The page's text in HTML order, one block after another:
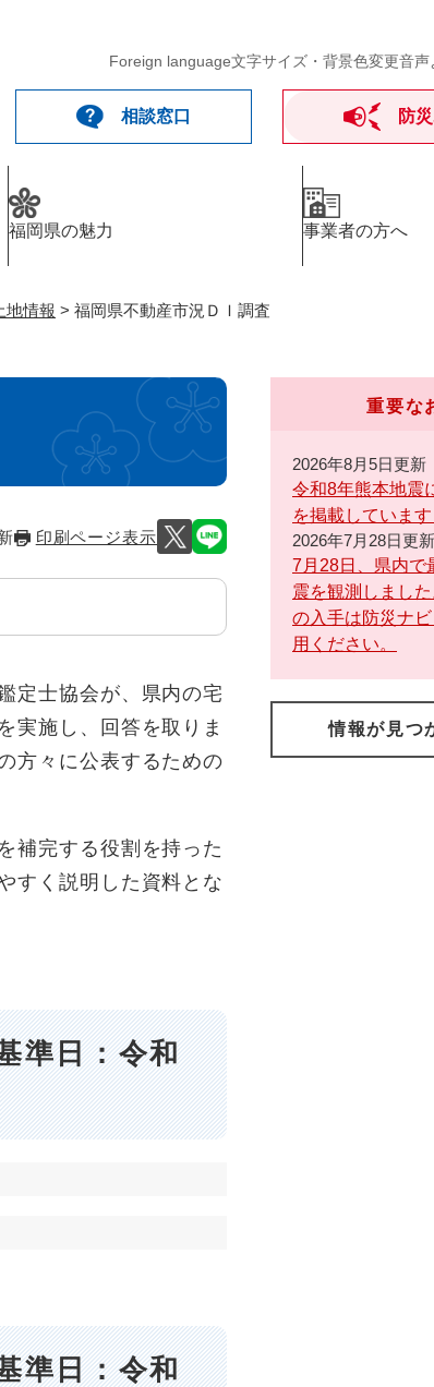
Foreign language文字サイズ・背景色変更音声
相談窓口 防
福岡県の魅力 事業者の方へ
地情報 > 福岡県不動産市況ＤＩ調査
印刷ページ表示
定士協会が、県内の宅
実施し、回答を取りま
方々に公表するための
補完する役割を持った
すく説明した資料とな
準日：令和
準日：令和
重要な
2026年8月5日更新
令和8年熊本地震
を掲載しています
2026年7月28日更新
7月28日、県内で
震を観測しまし
の入手は防災ナ
用ください。
情報が見つ